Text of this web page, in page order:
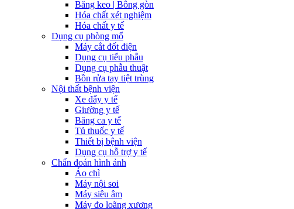
Băng keo | Bông gòn
Hóa chất xét nghiệm
Hóa chất y tế
Dụng cụ phòng mổ
Máy cắt đốt điện
Dụng cụ tiểu phẫu
Dụng cụ phẫu thuật
Bồn rửa tay tiệt trùng
Nội thất bệnh viện
Xe đẩy y tế
Giường y tế
Băng ca y tế
Tủ thuốc y tế
Thiết bị bệnh viện
Dụng cụ hỗ trợ y tế
Chẩn đoán hình ảnh
Áo chì
Máy nội soi
Máy siêu âm
Máy đo loãng xương